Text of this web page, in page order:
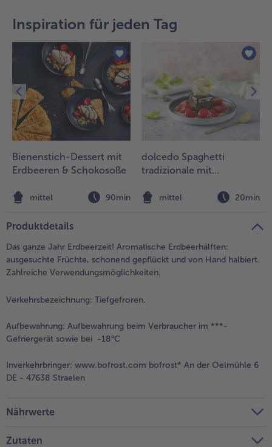
- 5 € beim Kauf von 7 Schlemmermenüs nach Wahl
Inspiration für jeden Tag
Bienenstich-Dessert mit
Erdbeeren & Schokosoße
mittel 90min
dolcedo Spaghetti
tradizionale mit
marinierten Erdbeeren
mittel 20min
Produktdetails
Das ganze Jahr Erdbeerzeit! Aromatische Erdbeerhälften:
ausgesuchte Früchte, schonend gepflückt und von Hand halbiert.
Zahlreiche Verwendungsmöglichkeiten.
Verkehrsbezeichnung: Tiefgefroren.
Aufbewahrung: Aufbewahrung beim Verbraucher im ***-
Gefriergerät sowie bei -18°C
Inverkehrbringer: www.bofrost.com bofrost* An der Oelmühle 6
DE - 47638 Straelen
Nährwerte
Zutaten